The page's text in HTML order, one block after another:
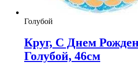
Голубой
Круг, С Днем
Голубой, 46см